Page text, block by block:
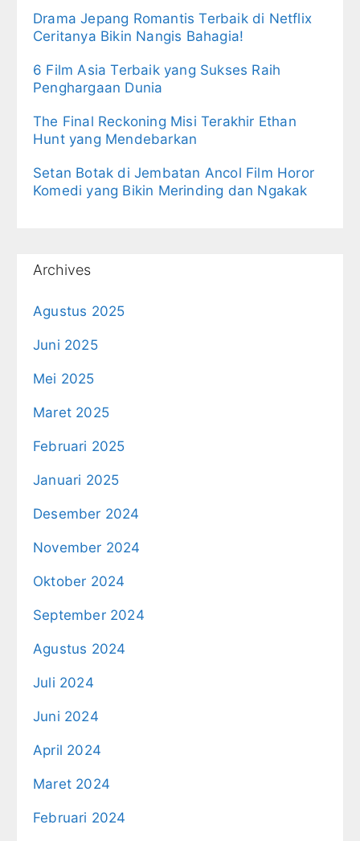
Drama Jepang Romantis Terbaik di Netflix
Ceritanya Bikin Nangis Bahagia!
6 Film Asia Terbaik yang Sukses Raih
Penghargaan Dunia
The Final Reckoning Misi Terakhir Ethan
Hunt yang Mendebarkan
Setan Botak di Jembatan Ancol Film Horor
Komedi yang Bikin Merinding dan Ngakak
Archives
Agustus 2025
Juni 2025
Mei 2025
Maret 2025
Februari 2025
Januari 2025
Desember 2024
November 2024
Oktober 2024
September 2024
Agustus 2024
Juli 2024
Juni 2024
April 2024
Maret 2024
Februari 2024